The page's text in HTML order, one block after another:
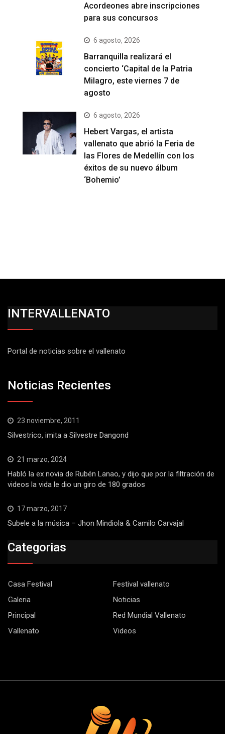
Acordeones abre inscripciones
para sus concursos
6 agosto, 2026
Barranquilla realizará el
concierto ‘Capital de la Patria
Milagro, este viernes 7 de
agosto
6 agosto, 2026
Hebert Vargas, el artista
vallenato que abrió la Feria de
las Flores de Medellín con los
éxitos de su nuevo álbum
‘Bohemio’
INTERVALLENATO
Portal de noticias sobre el vallenato
Noticias Recientes
23 noviembre, 2011
Silvestrico, imita a Silvestre Dangond
21 marzo, 2024
Habló la ex novia de Rubén Lanao, y dijo que por la filtración de
videos la vida le dio un giro de 180 grados
17 marzo, 2017
Subele a la música – Jhon Mindiola & Camilo Carvajal
Categorias
Casa Festival
Festival vallenato
Galeria
Noticias
Principal
Red Mundial Vallenato
Vallenato
Videos